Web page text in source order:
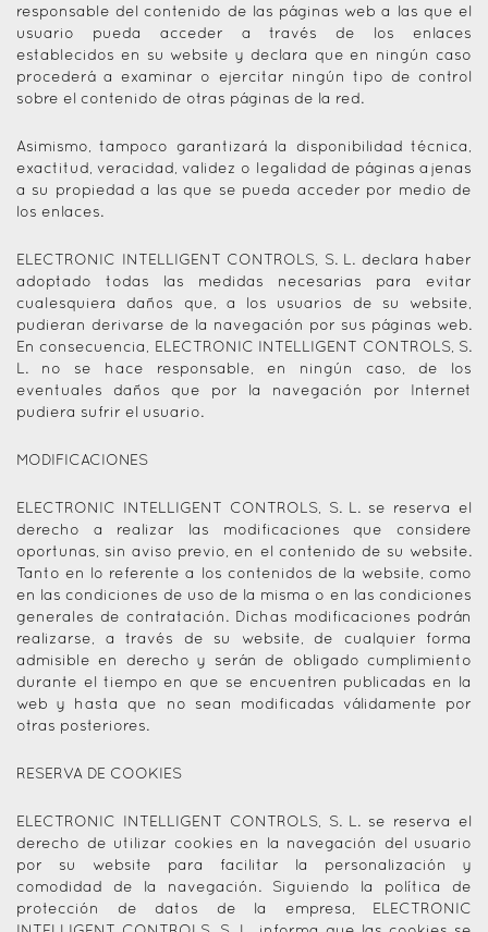
responsable del contenido de las páginas web a las que el
usuario pueda acceder a través de los enlaces
establecidos en su website y declara que en ningún caso
procederá a examinar o ejercitar ningún tipo de control
sobre el contenido de otras páginas de la red.
Asimismo, tampoco garantizará la disponibilidad técnica,
exactitud, veracidad, validez o legalidad de páginas ajenas
a su propiedad a las que se pueda acceder por medio de
los enlaces.
ELECTRONIC INTELLIGENT CONTROLS, S. L. declara haber
adoptado todas las medidas necesarias para evitar
cualesquiera daños que, a los usuarios de su website,
pudieran derivarse de la navegación por sus páginas web.
En consecuencia, ELECTRONIC INTELLIGENT CONTROLS, S.
L. no se hace responsable, en ningún caso, de los
eventuales daños que por la navegación por Internet
pudiera sufrir el usuario.
MODIFICACIONES
ELECTRONIC INTELLIGENT CONTROLS, S. L. se reserva el
derecho a realizar las modificaciones que considere
oportunas, sin aviso previo, en el contenido de su website.
Tanto en lo referente a los contenidos de la website, como
en las condiciones de uso de la misma o en las condiciones
generales de contratación. Dichas modificaciones podrán
realizarse, a través de su website, de cualquier forma
admisible en derecho y serán de obligado cumplimiento
durante el tiempo en que se encuentren publicadas en la
web y hasta que no sean modificadas válidamente por
otras posteriores.
RESERVA DE COOKIES
ELECTRONIC INTELLIGENT CONTROLS, S. L. se reserva el
derecho de utilizar cookies en la navegación del usuario
por su website para facilitar la personalización y
comodidad de la navegación. Siguiendo la política de
protección de datos de la empresa, ELECTRONIC